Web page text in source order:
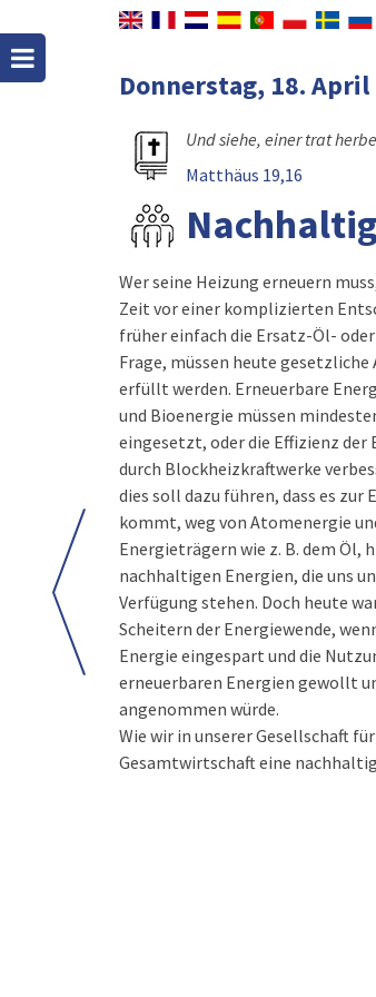
Donnerstag, 18. April
Und siehe, einer trat
Matthäus 19,16
Wer seine Heizung erneuern
Zeit vor einer komplizierten
früher einfach die Ersatz-Öl-
Frage, müssen heute
erfüllt werden. Erneuerbare
und Bioenergie müssen
eingesetzt, oder die Effizienz der
durch Blockheizkraftwerke
dies soll dazu führen, dass es zur
kommt, weg von Atomenergie
Energieträgern wie z. B. dem Öl,
nachhaltigen Energien, die uns
Verfügung stehen. Doch heute
Scheitern der Energiewende,
Energie eingespart und die
erneuerbaren Energien gewollt
angenommen würde.
Wie wir in unserer Gesellschaft
Gesamtwirtschaft eine